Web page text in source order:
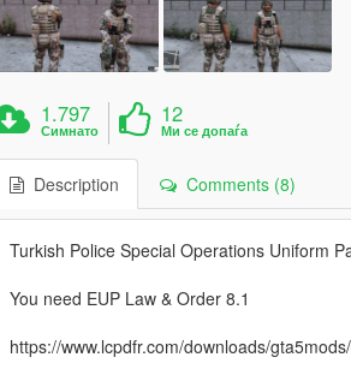
1.797
Симнато
12
Ми се допаѓа
Description Comments (8)
Turkish Police Special Operations Uniform
You need EUP Law & Order 8.1
https://www.lcpdfr.com/downloads/